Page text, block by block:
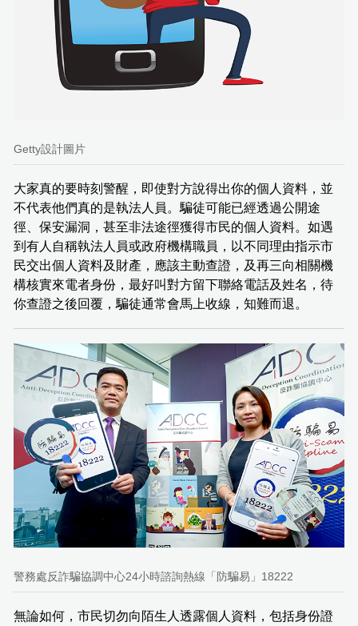
Getty設計圖片
大家真的要時刻警醒，即使對方說得出你的個人資料，並
不代表他們真的是執法人員。騙徒可能已經透過公開途
徑、保安漏洞，甚至非法途徑獲得市民的個人資料。如遇
到有人自稱執法人員或政府機構職員，以不同理由指示市
民交出個人資料及財產，應該主動查證，及再三向相關機
構核實來電者身份，最好叫對方留下聯絡電話及姓名，待
你查證之後回覆，騙徒通常會馬上收線，知難而退。
警務處反詐騙協調中心24小時諮詢熱線「防騙易」18222
無論如何，市民切勿向陌生人透露個人資料，包括身份證